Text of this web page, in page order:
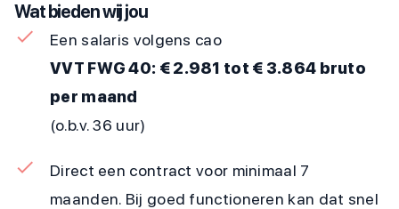
Wat bieden wij jou
Een salaris volgens cao
VVT FWG 40: € 2.981 tot € 3.864 bruto
per maand
(o.b.v. 36 uur)
Direct een contract voor minimaal 7
maanden. Bij goed functioneren kan dat snel